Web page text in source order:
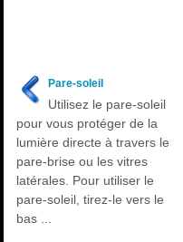
Pare-soleil
Utilisez le pare-soleil
pour vous protéger de la
lumière directe à travers le
pare-brise ou les vitres
latérales. Pour utiliser le
pare-soleil, tirez-le vers le
bas ...